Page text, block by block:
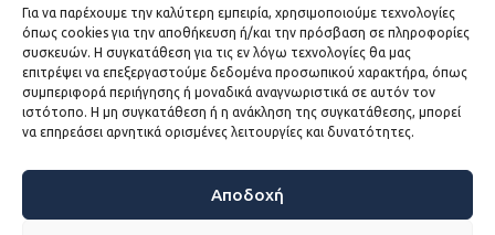
Για να παρέχουμε την καλύτερη εμπειρία, χρησιμοποιούμε τεχνολογίες
όπως cookies για την αποθήκευση ή/και την πρόσβαση σε πληροφορίες
συσκευών. Η συγκατάθεση για τις εν λόγω τεχνολογίες θα μας
επιτρέψει να επεξεργαστούμε δεδομένα προσωπικού χαρακτήρα, όπως
συμπεριφορά περιήγησης ή μοναδικά αναγνωριστικά σε αυτόν τον
ιστότοπο. Η μη συγκατάθεση ή η ανάκληση της συγκατάθεσης, μπορεί
να επηρεάσει αρνητικά ορισμένες λειτουργίες και δυνατότητες.
Αποδοχή
ΧΡΗΣΙΜΟΙ ΣΥΝΔΕΣΜΟΙ
Η ΚΕΔΕ
Sitemap
Προσβασιμότητα
Όροι χρήσης